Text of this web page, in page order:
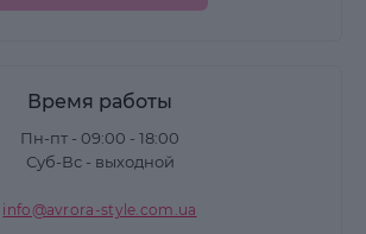
Время работы
Пн-пт - 09:00 - 18:00
Суб-Вс - выходной
info@avrora-style.com.ua